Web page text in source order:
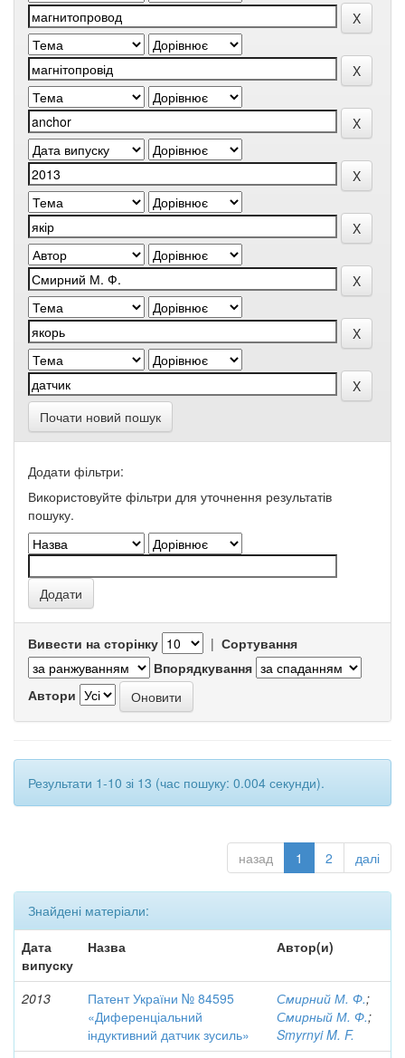
Почати новий пошук
Додати фільтри:
Використовуйте фільтри для уточнення результатів
пошуку.
Вивести на сторінку | Сортування
Впорядкування
Автори
Результати 1-10 зі 13 (час пошуку: 0.004 секунди).
назад 1 2 далі
Знайдені матеріали:
Дата
випуску
Назва Автор(и)
2013
Патент України № 84595
«Диференціальний
індуктивний датчик зусиль»
Смирний М. Ф.;
Смирный М. Ф.;
Smyrnyi M. F.